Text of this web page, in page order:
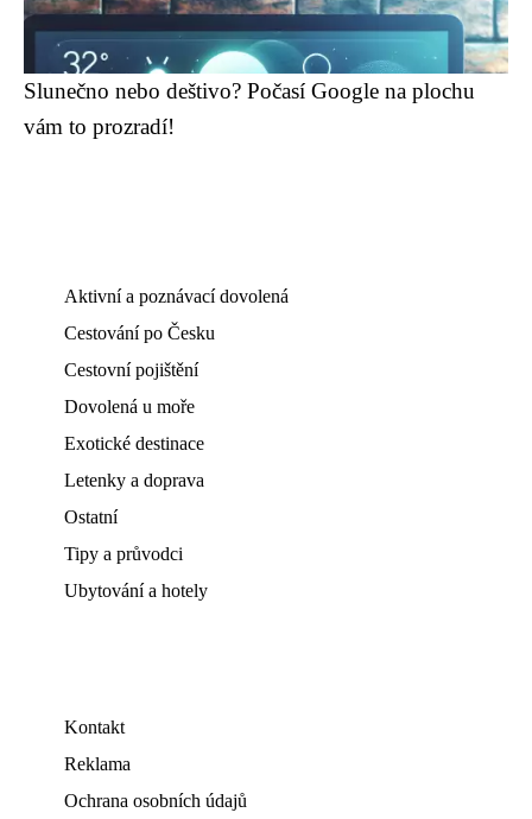
Slunečno nebo deštivo? Počasí Google na plochu
vám to prozradí!
Aktivní a poznávací dovolená
Cestování po Česku
Cestovní pojištění
Dovolená u moře
Exotické destinace
Letenky a doprava
Ostatní
Tipy a průvodci
Ubytování a hotely
Kontakt
Reklama
Ochrana osobních údajů